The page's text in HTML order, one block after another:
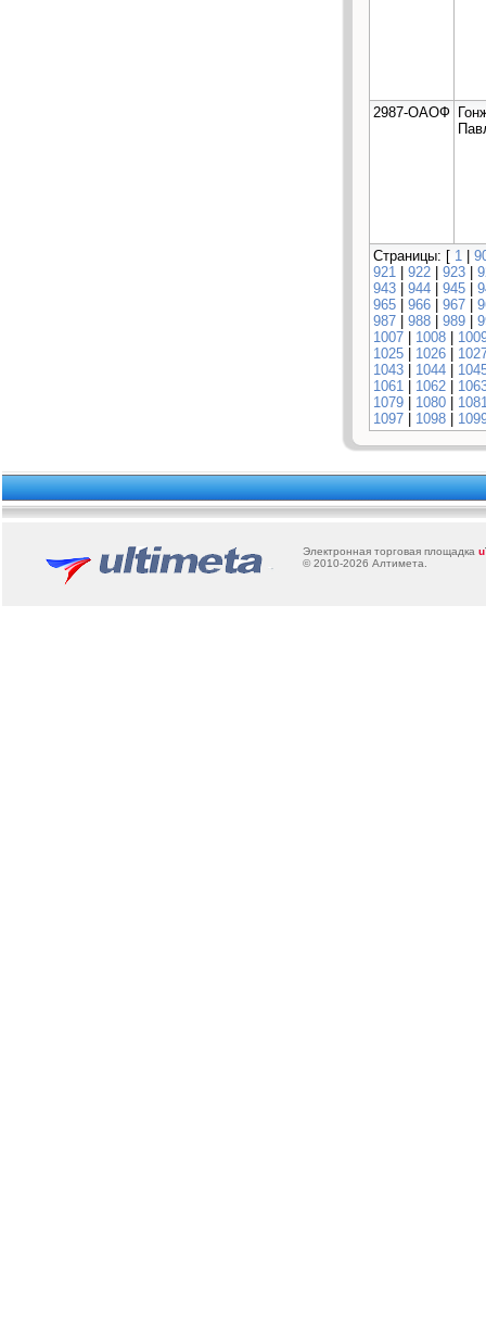
2987-ОАОФ
Страницы: [ 1 |
921 | 922 | 923 |
943 | 944 | 945 |
965 | 966 | 967 |
987 | 988 | 989 |
1007 | 1008 |
1025 | 1026 |
1043 | 1044 |
1061 | 1062 |
1079 | 1080 |
1097 | 1098 |
Электронная торговая площадка u
© 2010-2026 Алтимета